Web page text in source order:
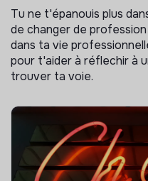
Tu ne t'épanouis plus
de changer de
dans ta vie
pour t'aider à réflechir à
trouver ta voie.